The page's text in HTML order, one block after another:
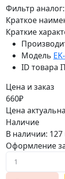
Фильтр аналог:
Краткое
Краткие
Модель
ID товара
Цена и заказ
660₽
Цена
Наличие
В наличии: 127
Оформление